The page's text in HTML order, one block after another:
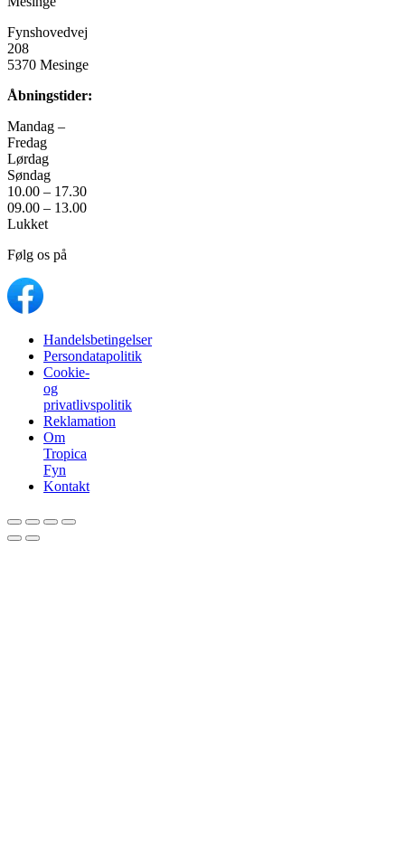
Fynshovedvej
208
5370 Mesinge
Åbningstider:
Mandag –
Fredag
Lørdag
Søndag
10.00 – 17.30
09.00 – 13.00
Lukket
Følg os på
Handelsbetingelser
Persondatapolitik
Cookie-
og
privatlivspolitik
Reklamation
Om
Tropica
Fyn
Kontakt